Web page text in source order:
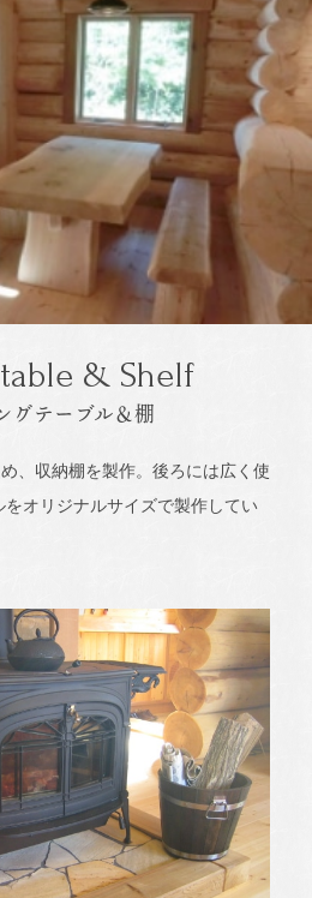
& Shelf
グテーブル＆棚
、収納棚を製作。後ろには広く使
オリジナルサイズで製作してい